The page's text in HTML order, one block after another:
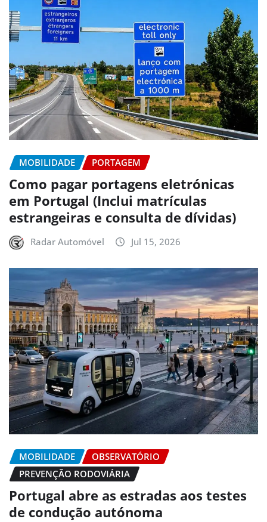
MOBILIDADE PORTAGEM
Como pagar portagens eletrónicas
em Portugal (Inclui matrículas
estrangeiras e consulta de dívidas)
Radar Automóvel Jul 15, 2026
MOBILIDADE
OBSERVATÓRIO
PREVENÇÃO RODOVIÁRIA
Portugal abre as estradas aos testes
de condução autónoma